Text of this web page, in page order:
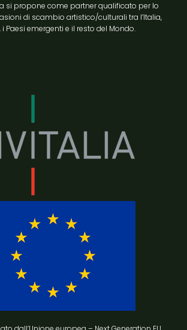
si propone come partner qualificato per lo
di scambio artistico/culturali tra l’Italia,
i Paesi emergenti e il resto del Mondo.